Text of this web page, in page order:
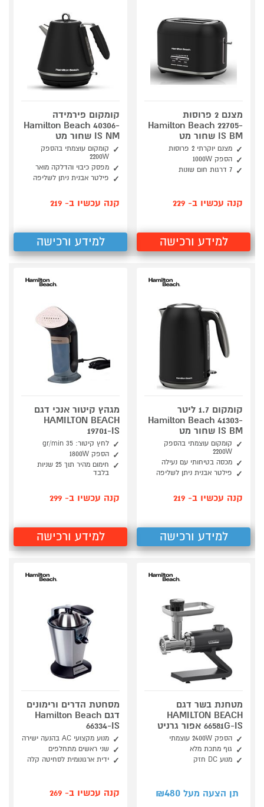
מצנם 2 פרוסות
Hamilton Beach 22705-
IS BM שחור מט
מצנם יוקרתי 2 פרוסות
הספק 1000W
7 דרגות חום שונות
קנה עכשיו ב- 229
למידע ורכישה
קומקום פירמידה
Hamilton Beach 40306-
IS NM שחור מט
קומקום עוצמתי בהספק
2200W
מפסק כיבוי והדלקה מואר
פילטר אבנית ניתן לשליפה
קנה עכשיו ב- 219
למידע ורכישה
קומקום 1.7 ליטר
Hamilton Beach 41303-
IS BM שחור מט
קומקום עוצמתי בהספק
2200W
מכסה בטיחותי עם נעילה
פילטר אבנית ניתן לשליפה
קנה עכשיו ב- 219
למידע ורכישה
מגהץ קיטור אנכי דגם
HAMILTON BEACH
19701-IS
לחץ קיטור: 35 gr/min
הספק 1800W
חימום מהיר תוך 25 שניות
בלבד
קנה עכשיו ב- 299
למידע ורכישה
מטחנת בשר דגם
HAMILTON BEACH
66581G-IS אפור גרניט
הספק ‎2400W עוצמתי
גוף מתכת מלא
מנוע DC חזק
תן הצעה מעל ₪ 480
מסחטת הדרים ורימונים
דגם Hamilton Beach
66334-IS
מנוע מקצועי AC בהנעה ישירה
שני ראשים מתחלפים
ידית ארגונומית לסחיטה קלה
קנה עכשיו ב- 269